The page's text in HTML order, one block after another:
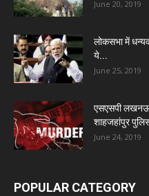
June 20, 2019
लोकसभा में
ये...
June 25, 2019
एसएसपी लखनऊ
शाहजहांपुर
June 24, 2019
POPULAR CATEGORY